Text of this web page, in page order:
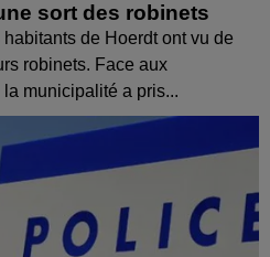
sort des robinets
de Hoerdt ont vu de
robinets. Face aux
municipalité a pris...